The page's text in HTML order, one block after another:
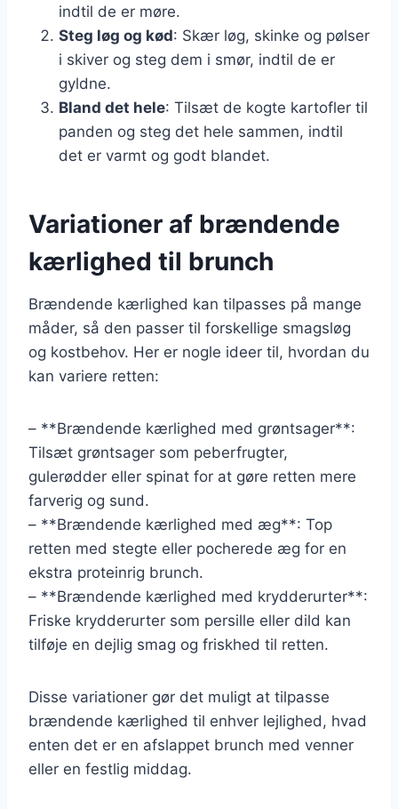
indtil de er møre.
Steg løg og kød: Skær løg, skinke og pølser
i skiver og steg dem i smør, indtil de er
gyldne.
Bland det hele: Tilsæt de kogte kartofler til
panden og steg det hele sammen, indtil
det er varmt og godt blandet.
Variationer af brændende
kærlighed til brunch
Brændende kærlighed kan tilpasses på mange
måder, så den passer til forskellige smagsløg
og kostbehov. Her er nogle ideer til, hvordan du
kan variere retten:
– **Brændende kærlighed med grøntsager**:
Tilsæt grøntsager som peberfrugter,
gulerødder eller spinat for at gøre retten mere
farverig og sund.
– **Brændende kærlighed med æg**: Top
retten med stegte eller pocherede æg for en
ekstra proteinrig brunch.
– **Brændende kærlighed med krydderurter**:
Friske krydderurter som persille eller dild kan
tilføje en dejlig smag og friskhed til retten.
Disse variationer gør det muligt at tilpasse
brændende kærlighed til enhver lejlighed, hvad
enten det er en afslappet brunch med venner
eller en festlig middag.